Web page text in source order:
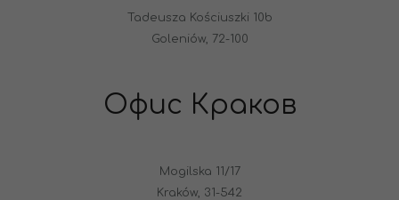
Tadeusza Kościuszki 10b
Goleniów, 72-100
Офис Краков
Mogilska 11/17
Kraków, 31-542